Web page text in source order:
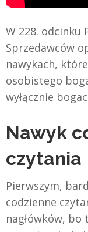
W 228. odcinku
Sprzedawców
nawykach,
osobistego
wyłącznie
Nawyk
czytania
Pierwszym,
codzienne
nagłówków,